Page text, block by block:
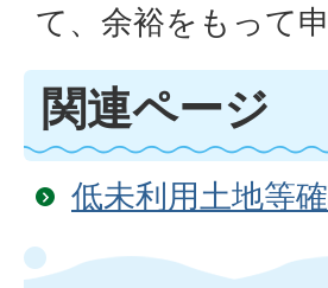
て、余裕をもって
関連ページ
低未利用土地等